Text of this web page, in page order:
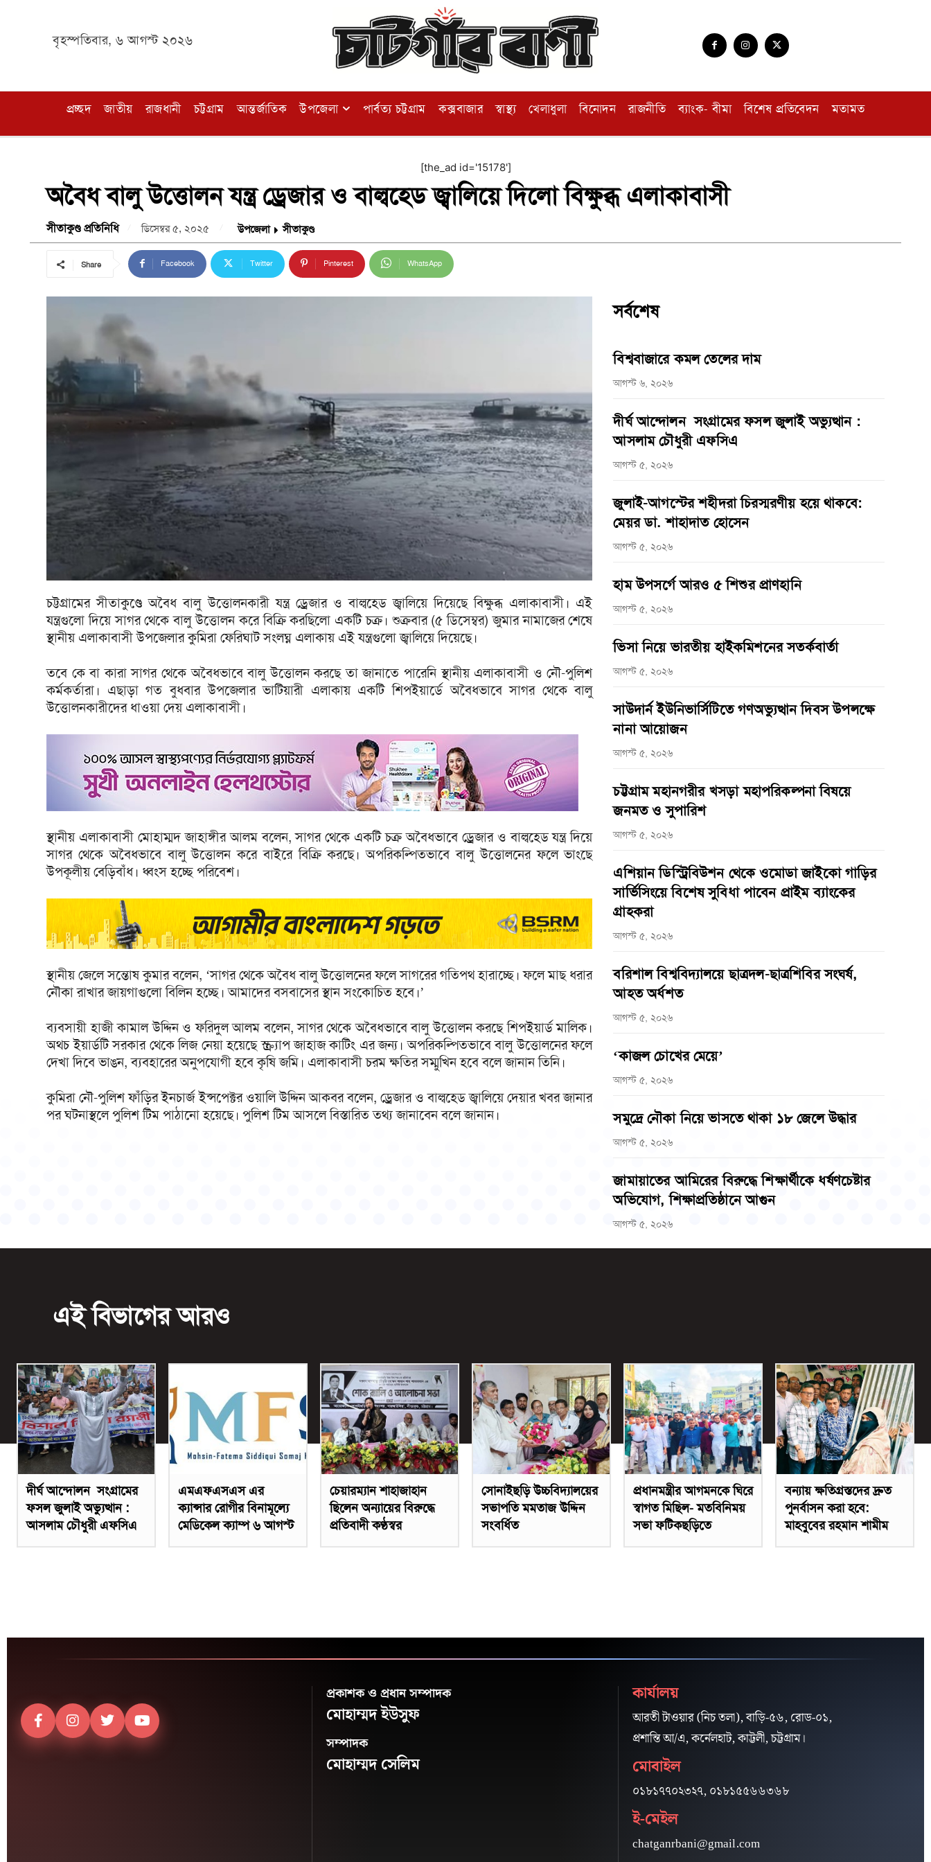
বৃহস্পতিবার, ৬ আগস্ট ২০২৬
প্রচ্ছদ জাতীয় রাজধানী চট্টগ্রাম আন্তর্জাতিক উপজেলা পার্বত্য চট্টগ্রাম কক্সবাজার স্বাস্থ্য খেলাধুলা বিনোদন রাজনীতি ব্যাংক- বীমা বিশেষ প্রতিবেদন মতামত
[the_ad id='15178']
অবৈধ বালু উত্তোলন যন্ত্র ড্রেজার ও বাল্বহেড জ্বালিয়ে দিলো বিক্ষুব্ধ এলাকাবাসী
সীতাকুণ্ড প্রতিনিধি ডিসেম্বর ৫, ২০২৫ উপজেলা সীতাকুণ্ড
Share Facebook Twitter Pinterest WhatsApp
চট্টগ্রামের সীতাকুণ্ডে অবৈধ বালু উত্তোলনকারী যন্ত্র ড্রেজার ও বাল্বহেড জ্বালিয়ে দিয়েছে বিক্ষুব্ধ এলাকাবাসী। এই
যন্ত্রগুলো দিয়ে সাগর থেকে বালু উত্তোলন করে বিক্রি করছিলো একটি চক্র। শুক্রবার (৫ ডিসেম্বর) জুমার নামাজের শেষে
স্থানীয় এলাকাবাসী উপজেলার কুমিরা ফেরিঘাট সংলঘ্ন এলাকায় এই যন্ত্রগুলো জ্বালিয়ে দিয়েছে।
তবে কে বা কারা সাগর থেকে অবৈধভাবে বালু উত্তোলন করছে তা জানাতে পারেনি স্থানীয় এলাকাবাসী ও নৌ-পুলিশ
কর্মকর্তারা। এছাড়া গত বুধবার উপজেলার ভাটিয়ারী এলাকায় একটি শিপইয়ার্ডে অবৈধভাবে সাগর থেকে বালু
উত্তোলনকারীদের ধাওয়া দেয় এলাকাবাসী।
স্থানীয় এলাকাবাসী মোহাম্মদ জাহাঙ্গীর আলম বলেন, সাগর থেকে একটি চক্র অবৈধভাবে ড্রেজার ও বাল্বহেড যন্ত্র দিয়ে
সাগর থেকে অবৈধভাবে বালু উত্তোলন করে বাইরে বিক্রি করছে। অপরিকল্পিতভাবে বালু উত্তোলনের ফলে ভাংছে
উপকূলীয় বেড়িবাঁধ। ধ্বংস হচ্ছে পরিবেশ।
স্থানীয় জেলে সন্তোষ কুমার বলেন, ‘সাগর থেকে অবৈধ বালু উত্তোলনের ফলে সাগরের গতিপথ হারাচ্ছে। ফলে মাছ ধরার
নৌকা রাখার জায়গাগুলো বিলিন হচ্ছে। আমাদের বসবাসের স্থান সংকোচিত হবে।’
ব্যবসায়ী হাজী কামাল উদ্দিন ও ফরিদুল আলম বলেন, সাগর থেকে অবৈধভাবে বালু উত্তোলন করছে শিপইয়ার্ড মালিক।
অথচ ইয়ার্ডটি সরকার থেকে লিজ নেয়া হয়েছে স্ক্র্যাপ জাহাজ কাটিং এর জন্য। অপরিকল্পিতভাবে বালু উত্তোলনের ফলে
দেখা দিবে ভাঙন, ব্যবহারের অনুপযোগী হবে কৃষি জমি। এলাকাবাসী চরম ক্ষতির সম্মুখিন হবে বলে জানান তিনি।
কুমিরা নৌ-পুলিশ ফাঁড়ির ইনচার্জ ইন্সপেক্টর ওয়ালি উদ্দিন আকবর বলেন, ড্রেজার ও বাল্বহেড জ্বালিয়ে দেয়ার খবর জানার
পর ঘটনাস্থলে পুলিশ টিম পাঠানো হয়েছে। পুলিশ টিম আসলে বিস্তারিত তথ্য জানাবেন বলে জানান।
সর্বশেষ
বিশ্ববাজারে কমল তেলের দাম
আগস্ট ৬, ২০২৬
দীর্ঘ আন্দোলন সংগ্রামের ফসল জুলাই অভ্যুত্থান :
আসলাম চৌধুরী এফসিএ
আগস্ট ৫, ২০২৬
জুলাই-আগস্টের শহীদরা চিরস্মরণীয় হয়ে থাকবে:
মেয়র ডা. শাহাদাত হোসেন
আগস্ট ৫, ২০২৬
হাম উপসর্গে আরও ৫ শিশুর প্রাণহানি
আগস্ট ৫, ২০২৬
ভিসা নিয়ে ভারতীয় হাইকমিশনের সতর্কবার্তা
আগস্ট ৫, ২০২৬
সাউদার্ন ইউনিভার্সিটিতে গণঅভ্যুত্থান দিবস উপলক্ষে
নানা আয়োজন
আগস্ট ৫, ২০২৬
চট্টগ্রাম মহানগরীর খসড়া মহাপরিকল্পনা বিষয়ে
জনমত ও সুপারিশ
আগস্ট ৫, ২০২৬
এশিয়ান ডিস্ট্রিবিউশন থেকে ওমোডা জাইকো গাড়ির
সার্ভিসিংয়ে বিশেষ সুবিধা পাবেন প্রাইম ব্যাংকের
গ্রাহকরা
আগস্ট ৫, ২০২৬
বরিশাল বিশ্ববিদ্যালয়ে ছাত্রদল-ছাত্রশিবির সংঘর্ষ,
আহত অর্ধশত
আগস্ট ৫, ২০২৬
‘কাজল চোখের মেয়ে’
আগস্ট ৫, ২০২৬
সমুদ্রে নৌকা নিয়ে ভাসতে থাকা ১৮ জেলে উদ্ধার
আগস্ট ৫, ২০২৬
জামায়াতের আমিরের বিরুদ্ধে শিক্ষার্থীকে ধর্ষণচেষ্টার
অভিযোগ, শিক্ষাপ্রতিষ্ঠানে আগুন
আগস্ট ৫, ২০২৬
এই বিভাগের আরও
দীর্ঘ আন্দোলন সংগ্রামের
ফসল জুলাই অভ্যুত্থান :
আসলাম চৌধুরী এফসিএ
এমএফএসএস এর
ক্যান্সার রোগীর বিনামূল্যে
মেডিকেল ক্যাম্প ৬ আগস্ট
চেয়ারম্যান শাহাজাহান
ছিলেন অন্যায়ের বিরুদ্ধে
প্রতিবাদী কণ্ঠস্বর
সোনাইছড়ি উচ্চবিদ্যালয়ের
সভাপতি মমতাজ উদ্দিন
সংবর্ধিত
প্রধানমন্ত্রীর আগমনকে ঘিরে
স্বাগত মিছিল- মতবিনিময়
সভা ফটিকছড়িতে
বন্যায় ক্ষতিগ্রস্তদের দ্রুত
পুনর্বাসন করা হবে:
মাহবুবের রহমান শামীম
প্রকাশক ও প্রধান সম্পাদক
মোহাম্মদ ইউসুফ
সম্পাদক
মোহাম্মদ সেলিম
কার্যালয়
আরতী টাওয়ার (নিচ তলা), বাড়ি-৫৬, রোড-০১,
প্রশান্তি আ/এ, কর্নেলহাট, কাট্টলী, চট্টগ্রাম।
মোবাইল
০১৮১৭৭০২৩২৭, ০১৮১৫৫৬৬৩৬৮
ই-মেইল
chatganrbani@gmail.com